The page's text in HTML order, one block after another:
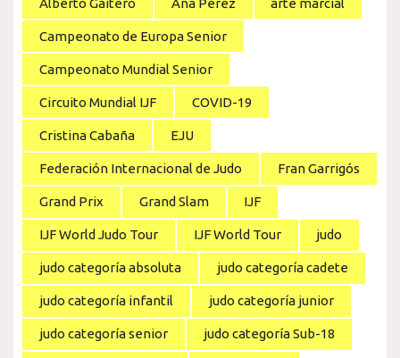
Campeonato de Europa Senior
Campeonato Mundial Senior
Circuito Mundial IJF COVID-19
Cristina Cabaña EJU
Federación Internacional de Judo Fran Garrigós
Grand Prix Grand Slam IJF
IJF World Judo Tour IJF World Tour judo
judo categoría absoluta judo categoría cadete
judo categoría infantil judo categoría junior
judo categoría senior judo categoría Sub-18